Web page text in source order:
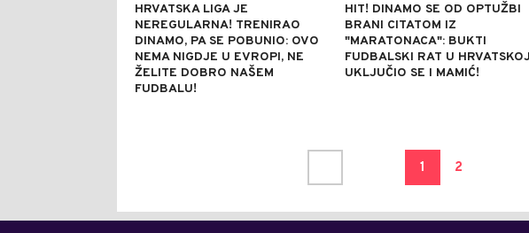
HRVATSKA LIGA JE
NEREGULARNA! TRENIRAO
DINAMO, PA SE POBUNIO: OVO
NEMA NIGDJE U EVROPI, NE
ŽELITE DOBRO NAŠEM
FUDBALU!
HIT! DINAMO SE OD OPTUŽBI
BRANI CITATOM IZ
"MARATONACA": BUKTI
FUDBALSKI RAT U
UKLJUČIO SE I MAMIĆ!
1 2